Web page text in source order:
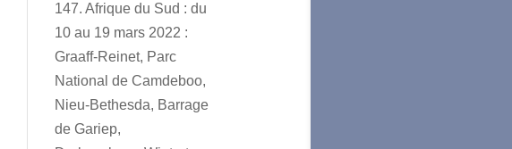
147. Afrique du Sud : du
10 au 19 mars 2022 :
Graaff-Reinet, Parc
National de Camdeboo,
Nieu-Bethesda, Barrage
de Gariep,